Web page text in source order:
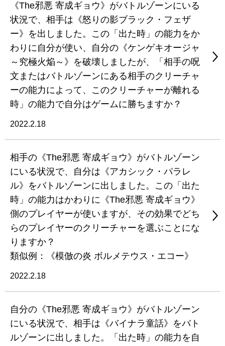
《The邪悪 寄成ギョウ》がバトルゾーンにいる
状況で、相手は《怒りの影ブラック・フェザ
ー》を出しました。この「出た時」の能力をか
わりに自分が使い、自分の《ケンゲキオージャ
～究極火焔～》を破壊しましたが、「相手の呪
文またはバトルゾーンにある相手のクリーチャ
ーの能力によって、このクリーチャーが離れる
時」の能力で自分はゲームに勝ちますか？
2022.2.18
相手の《The邪悪 寄成ギョウ》がバトルゾーン
にいる状況で、自分は《アカシック・パラレ
ル》をバトルゾーンに出しました。この「出た
時」の能力はかわりに《The邪悪 寄成ギョウ》
側のプレイヤーが使いますが、その効果でどち
らのプレイヤーのクリーチャーを選ぶことにな
りますか？
類似例：《模倣の炎 ボルメテウス・エコー》
2022.2.18
自分の《The邪悪 寄成ギョウ》がバトルゾーン
にいる状況で、相手は《バイナラ童話》をバト
ルゾーンに出しました。「出た時」の能力を自